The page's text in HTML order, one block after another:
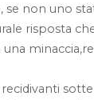
se non uno
risposta